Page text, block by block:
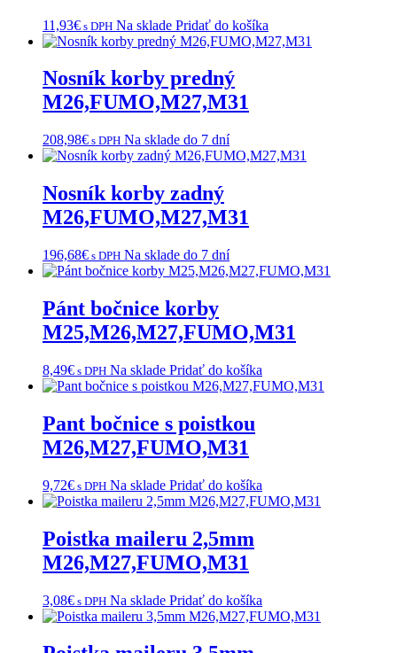
11,93€ s DPH Na sklade Pridať do košíka
Nosník korby predný
M26,FUMO,M27,M31
208,98€ s DPH Na sklade do 7 dní
Nosník korby zadný
M26,FUMO,M27,M31
196,68€ s DPH Na sklade do 7 dní
Pánt bočnice korby
M25,M26,M27,FUMO,M31
8,49€ s DPH Na sklade Pridať do košíka
Pant bočnice s poistkou
M26,M27,FUMO,M31
9,72€ s DPH Na sklade Pridať do košíka
Poistka maileru 2,5mm
M26,M27,FUMO,M31
3,08€ s DPH Na sklade Pridať do košíka